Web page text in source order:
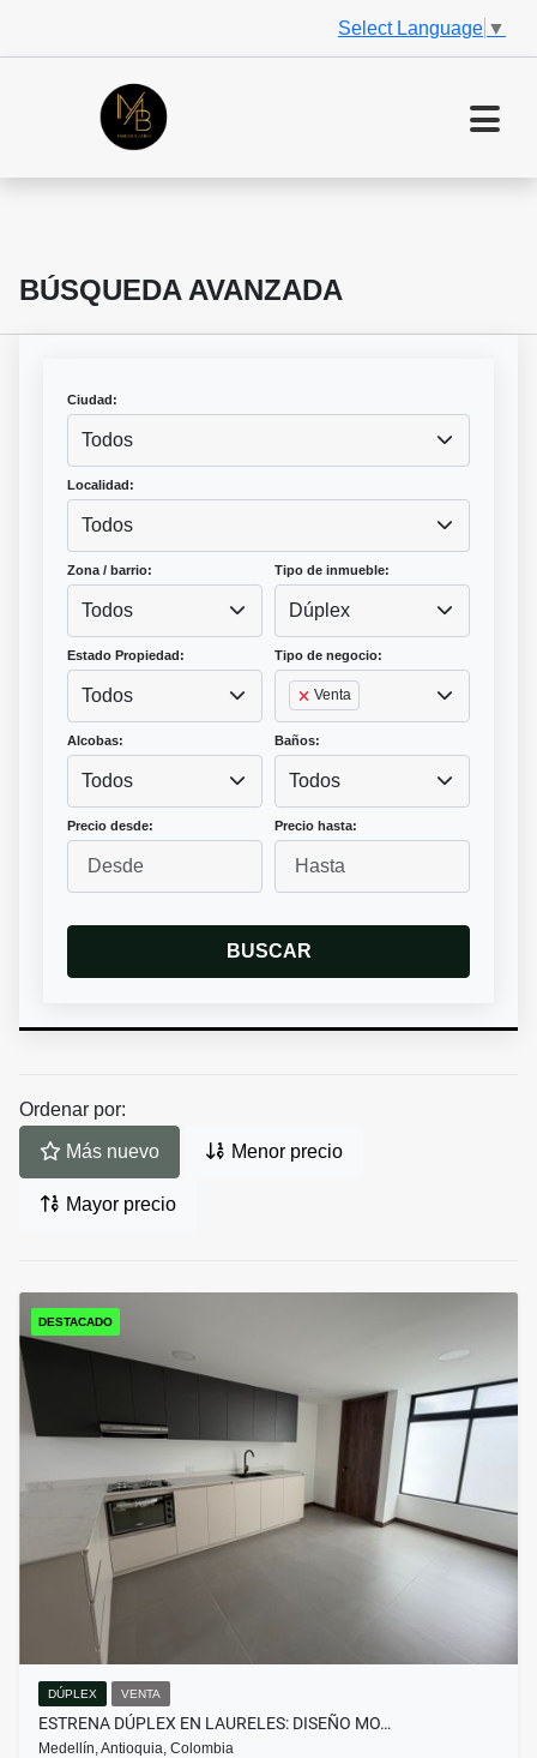
Select Language ▼
BÚSQUEDA AVANZADA
Ciudad:
Todos
Localidad:
Todos
Zona / barrio:
Todos
Tipo de inmueble:
Dúplex
Estado Propiedad:
Todos
Tipo de negocio:
Venta
Alcobas:
Todos
Baños:
Todos
Precio desde: Precio hasta:
BUSCAR
Ordenar por:
Más nuevo Menor precio
Mayor precio
DESTACADO
DÚPLEX VENTA
ESTRENA DÚPLEX EN LAURELES: DISEÑO MO…
Medellín, Antioquia, Colombia